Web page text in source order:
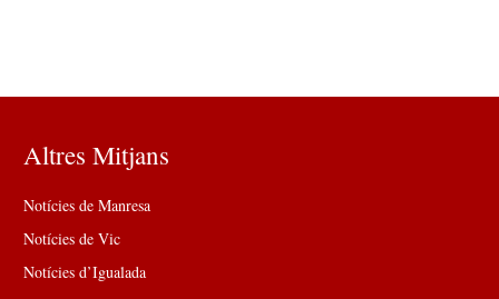
Altres Mitjans
Notícies de Manresa
Notícies de Vic
Notícies d’Igualada